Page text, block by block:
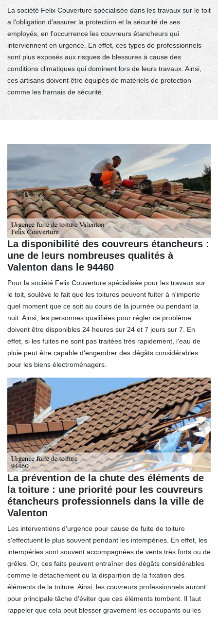
La société Felix Couverture spécialisée dans les travaux sur le toit
a l'obligation d'assurer la protection et la sécurité de ses
employés, en l'occurrence les couvreurs étancheurs qui
interviennent en urgence. En effet, ces types de professionnels
sont plus exposés aux risques de blessures à cause des
conditions climatiques qui dominent lors de leurs travaux. Ainsi,
ces artisans doivent être équipés de matériels de protection
comme les harnais de sécurité.
La disponibilité des couvreurs étancheurs :
une de leurs nombreuses qualités à
Valenton dans le 94460
Pour la société Felix Couverture spécialisée pour les travaux sur
le toit, soulève le fait que les toitures peuvent fuiter à n'importe
quel moment que ce soit au cours de la journée ou pendant la
nuit. Ainsi, les personnes qualifiées pour régler ce problème
doivent être disponibles 24 heures sur 24 et 7 jours sur 7. En
effet, si les fuites ne sont pas traitées très rapidement, l'eau de
pluie peut être capable d'engendrer des dégâts considérables
pour les biens électroménagers.
La prévention de la chute des éléments de
la toiture : une priorité pour les couvreurs
étancheurs professionnels dans la ville de
Valenton
Les interventions d'urgence pour cause de fuite de toiture
s'effectuent le plus souvent pendant les intempéries. En effet, les
intempéries sont souvent accompagnées de vents très forts ou de
grêles. Or, ces faits peuvent entraîner des dégâts considérables
comme le détachement ou la disparition de la fixation des
éléments de la toiture. Ainsi, les couvreurs professionnels auront
pour principale tâche d'éviter que ces éléments tombent. Il faut
rappeler que cela peut blesser gravement les occupants ou les